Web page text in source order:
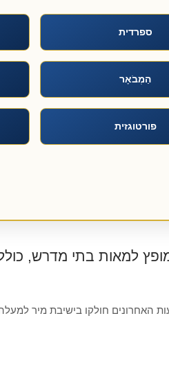
ספרדית
הַמְבֹאָר
פורטוגזית
למאות בתי מדרש,
האחרונים חולקו בישיבת מיר